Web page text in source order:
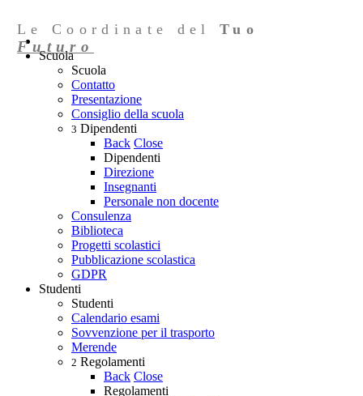
Le Coordinate delTuo
Futuro
Scuola
Scuola
Contatto
Presentazione
Consiglio della scuola
3 Dipendenti
Back Close
Dipendenti
Direzione
Insegnanti
Personale non docente
Consulenza
Biblioteca
Progetti scolastici
Pubblicazione scolastica
GDPR
Studenti
Studenti
Calendario esami
Sovvenzione per il trasporto
Merende
2 Regolamenti
Back Close
Regolamenti